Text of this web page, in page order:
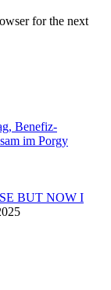
for the next
Benefiz-
im Porgy
BUT NOW I